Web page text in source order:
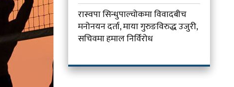
रास्वपा सिन्धुपाल्चोकमा विवादबीच
मनोनयन दर्ता, माया गुरुङविरुद्ध उजुरी,
सचिवमा हमाल निर्विरोध